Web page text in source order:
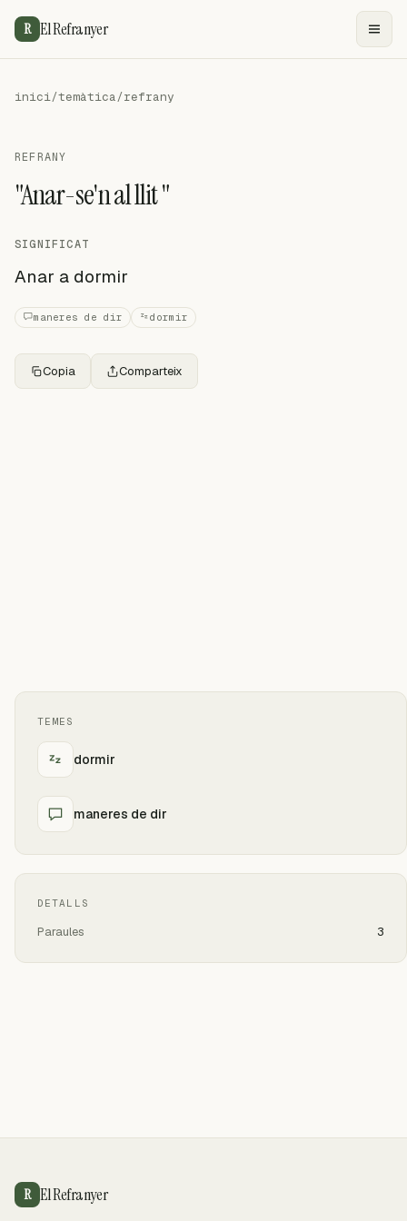
R El Refranyer
inici/temàtica/refrany
REFRANY
"Anar-se'n al llit "
SIGNIFICAT
Anar a dormir
maneres de dir dormir
Copia Comparteix
TEMES
dormir
maneres de dir
DETALLS
Paraules 3
R El Refranyer